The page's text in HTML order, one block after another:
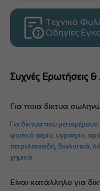
Τεχνικό
Οδηγίες
Συχνές Ερωτήσεις
Για ποια δίκτυα
Για δίκτυα που
φυσικό αέριο, υγραέριο,
πετρελαιοειδή, διαλυτικά,
χημικά
Είναι κατάλληλο για